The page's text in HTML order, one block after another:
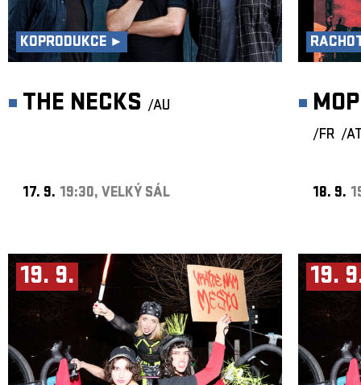
KOPRODUKCE ►
THE NECKS /AU
17. 9. 19:30, VELKÝ SÁL
/FR /
18. 9.
19. 9. 19.